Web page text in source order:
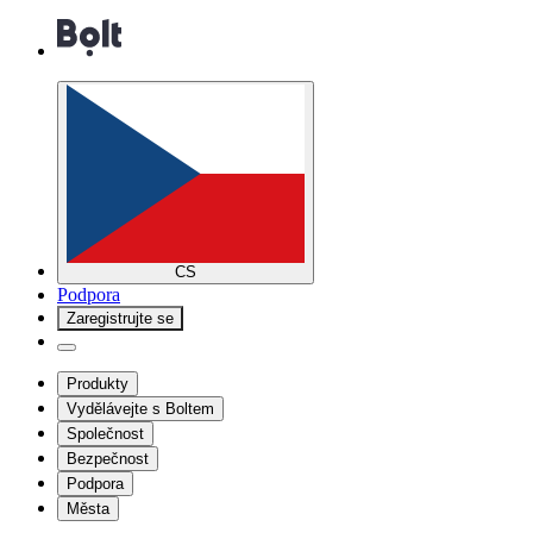
CS
Podpora
Zaregistrujte se
Produkty
Vydělávejte s Boltem
Společnost
Bezpečnost
Podpora
Města